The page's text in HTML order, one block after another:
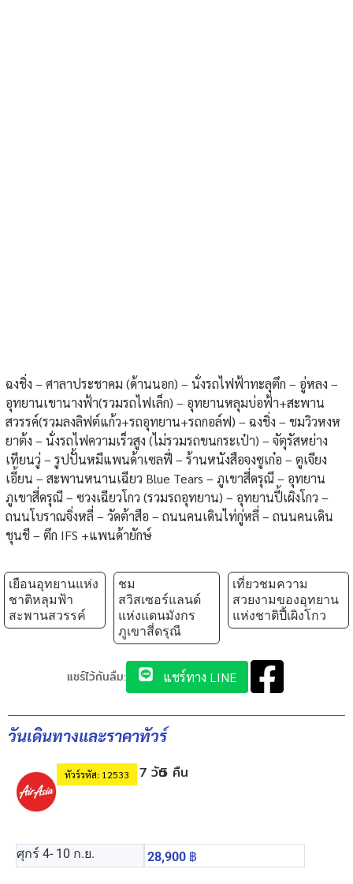
ฉงชิ่ง – ศาลาประชาคม (ด้านนอก) – นั่งรถไฟฟ้าทะลุตึก – อู่หลง –
อุทยานเขานางฟ้า(รวมรถไฟเล็ก) – อุทยานหลุมบ่อฟ้า+สะพาน
สวรรค์(รวมลงลิฟต์แก้ว+รถอุทยาน+รถกอล์ฟ) – ฉงชิ่ง – ชมวิวหงห
ยาต้ง – นั่งรถไฟความเร็วสูง (ไม่รวมรถขนกระเป๋า) – จัตุรัสหย่าง
เทียนวู่ – รูปปั้นหมีแพนด้าเซลฟี่ – ร้านหนังสือจงซูเก๋อ – ตูเจียง
เอี้ยน – สะพานหนานเฉียว Blue Tears – ภูเขาสี่ดรุณี – อุทยาน
ภูเขาสี่ดรุณี – ซวงเฉียวโกว (รวมรถอุทยาน) – อุทยานปี้เผิงโกว –
ถนนโบราณจิ่งหลี่ – วัดต้าสือ – ถนนคนเดินไท่กู่หลี่ – ถนนคนเดิน
ชุนชี – ตึก IFS +แพนด้ายักษ์
เยือนอุทยานแห่ง
ชาติหลุมฟ้า
สะพานสวรรค์
ชม
สวิสเซอร์แลนด์
แห่งแดนมังกร
ภูเขาสี่ดรุณี
เที่ยวชมความ
สวยงามของอุทยาน
แห่งชาติปี้เผิงโกว
แชร์ไว้กันลืม: แชร์ทาง LINE
วันเดินทางและราคาทัวร์
ทัวร์รหัส: 12533 7 วัน5 คืน
ศุกร์ 4- 10 ก.ย. 28,900 ฿